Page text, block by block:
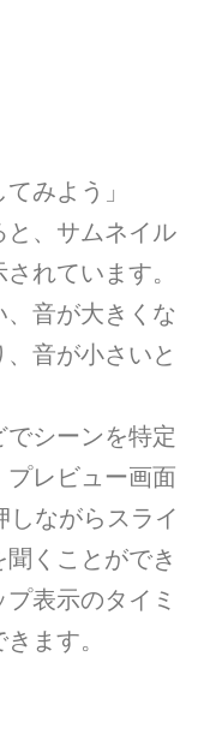
みよう」
、サムネイル
れています。
音が大きくな
音が小さいと
シーンを特定
レビュー画面
ながらスライ
くことができ
表示のタイミ
ます。